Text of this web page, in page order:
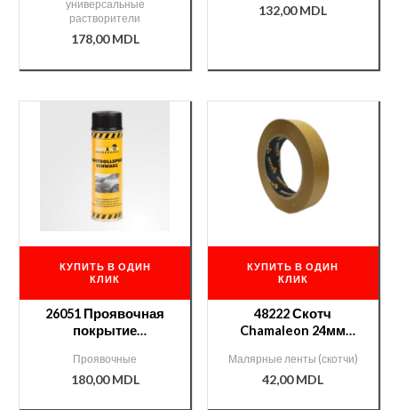
универсальные
растворители
178,00MDL
132,00MDL
КУПИТЬ В ОДИН
КЛИК
26051 Проявочная
покрытие
Chamaleon NEW
500мл.
Проявочные
180,00MDL
КУПИТЬ В ОДИН
КЛИК
48222 Скотч
Chamaleon 24мм
Малярные ленты (скотчи)
42,00MDL